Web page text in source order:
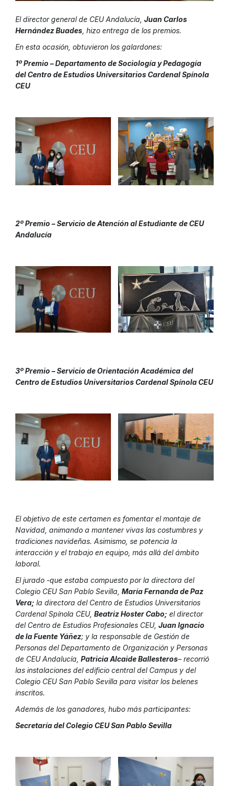
El director general de CEU Andalucía, Juan Carlos
Hernández Buades , hizo entrega de los premios.
En esta ocasión, obtuvieron los galardones:
1º Premio – Departamento de Sociología y Pedagogía
del Centro de Estudios Universitarios Cardenal Spínola
CEU
2º Premio – Servicio de Atención al Estudiante de CEU
Andalucía
3º Premio – Servicio de Orientación Académica del
Centro de Estudios Universitarios Cardenal Spínola CEU
El objetivo de este certamen es fomentar el montaje de
Navidad, animando a mantener vivas las costumbres y
tradiciones navideñas. Asimismo, se potencia la
interacción y el trabajo en equipo, más allá del ámbito
laboral.
El jurado -que estaba compuesto por la directora del
Colegio CEU San Pablo Sevilla, María Fernanda de Paz
Vera; la directora del Centro de Estudios Universitarios
Cardenal Spínola CEU, Beatriz Hoster Cabo; el director
del Centro de Estudios Profesionales CEU, Juan Ignacio
de la Fuente Yáñez; y la responsable de Gestión de
Personas del Departamento de Organización y Personas
de CEU Andalucía, Patricia Alcaide Ballesteros– recorrió
las instalaciones del edificio central del Campus y del
Colegio CEU San Pablo Sevilla para visitar los belenes
inscritos.
Además de los ganadores, hubo más participantes:
Secretaría del Colegio CEU San Pablo Sevilla